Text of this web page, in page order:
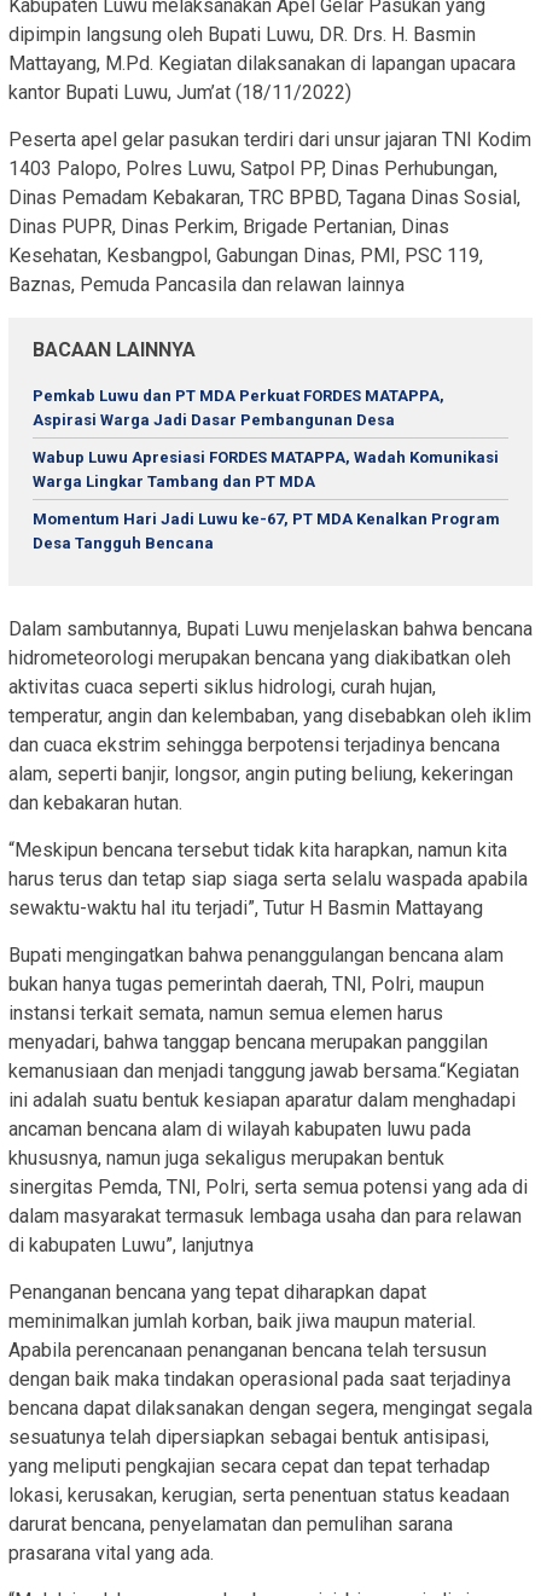
Kabupaten Luwu melaksanakan Apel Gelar Pasukan yang
dipimpin langsung oleh Bupati Luwu, DR. Drs. H. Basmin
Mattayang, M.Pd. Kegiatan dilaksanakan di lapangan upacara
kantor Bupati Luwu, Jum’at (18/11/2022)
Peserta apel gelar pasukan terdiri dari unsur jajaran TNI Kodim
1403 Palopo, Polres Luwu, Satpol PP, Dinas Perhubungan,
Dinas Pemadam Kebakaran, TRC BPBD, Tagana Dinas Sosial,
Dinas PUPR, Dinas Perkim, Brigade Pertanian, Dinas
Kesehatan, Kesbangpol, Gabungan Dinas, PMI, PSC 119,
Baznas, Pemuda Pancasila dan relawan lainnya
BACAAN LAINNYA
Pemkab Luwu dan PT MDA Perkuat FORDES MATAPPA,
Aspirasi Warga Jadi Dasar Pembangunan Desa
Wabup Luwu Apresiasi FORDES MATAPPA, Wadah Komunikasi
Warga Lingkar Tambang dan PT MDA
Momentum Hari Jadi Luwu ke-67, PT MDA Kenalkan Program
Desa Tangguh Bencana
Dalam sambutannya, Bupati Luwu menjelaskan bahwa bencana
hidrometeorologi merupakan bencana yang diakibatkan oleh
aktivitas cuaca seperti siklus hidrologi, curah hujan,
temperatur, angin dan kelembaban, yang disebabkan oleh iklim
dan cuaca ekstrim sehingga berpotensi terjadinya bencana
alam, seperti banjir, longsor, angin puting beliung, kekeringan
dan kebakaran hutan.
“Meskipun bencana tersebut tidak kita harapkan, namun kita
harus terus dan tetap siap siaga serta selalu waspada apabila
sewaktu-waktu hal itu terjadi”, Tutur H Basmin Mattayang
Bupati mengingatkan bahwa penanggulangan bencana alam
bukan hanya tugas pemerintah daerah, TNI, Polri, maupun
instansi terkait semata, namun semua elemen harus
menyadari, bahwa tanggap bencana merupakan panggilan
kemanusiaan dan menjadi tanggung jawab bersama.“Kegiatan
ini adalah suatu bentuk kesiapan aparatur dalam menghadapi
ancaman bencana alam di wilayah kabupaten luwu pada
khususnya, namun juga sekaligus merupakan bentuk
sinergitas Pemda, TNI, Polri, serta semua potensi yang ada di
dalam masyarakat termasuk lembaga usaha dan para relawan
di kabupaten Luwu”, lanjutnya
Penanganan bencana yang tepat diharapkan dapat
meminimalkan jumlah korban, baik jiwa maupun material.
Apabila perencanaan penanganan bencana telah tersusun
dengan baik maka tindakan operasional pada saat terjadinya
bencana dapat dilaksanakan dengan segera, mengingat segala
sesuatunya telah dipersiapkan sebagai bentuk antisipasi,
yang meliputi pengkajian secara cepat dan tepat terhadap
lokasi, kerusakan, kerugian, serta penentuan status keadaan
darurat bencana, penyelamatan dan pemulihan sarana
prasarana vital yang ada.